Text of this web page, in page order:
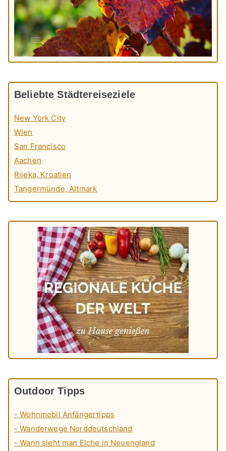
Beliebte Städtereiseziele
New York City
Wien
San Francisco
Aachen
Rijeka, Kroatien
Tangermünde, Altmark
Outdoor Tipps
- Wohnmobil Anfängertipps
- Wanderwege Norddeutschland
- Wann sieht man Elche in Neuengland